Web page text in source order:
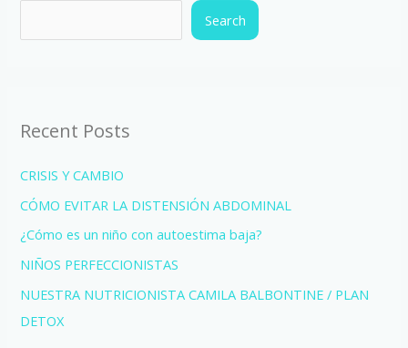
Search
Recent Posts
CRISIS Y CAMBIO
CÓMO EVITAR LA DISTENSIÓN ABDOMINAL
¿Cómo es un niño con autoestima baja?
NIÑOS PERFECCIONISTAS
NUESTRA NUTRICIONISTA CAMILA BALBONTINE / PLAN
DETOX